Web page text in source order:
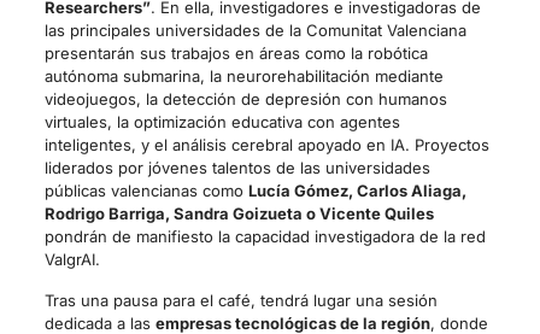
Researchers”. En ella, investigadores e investigadoras de
las principales universidades de la Comunitat Valenciana
presentarán sus trabajos en áreas como la robótica
autónoma submarina, la neurorehabilitación mediante
videojuegos, la detección de depresión con humanos
virtuales, la optimización educativa con agentes
inteligentes, y el análisis cerebral apoyado en IA. Proyectos
liderados por jóvenes talentos de las universidades
públicas valencianas como Lucía Gómez, Carlos Aliaga,
Rodrigo Barriga, Sandra Goizueta o Vicente Quiles
pondrán de manifiesto la capacidad investigadora de la red
ValgrAI.
Tras una pausa para el café, tendrá lugar una sesión
dedicada a las empresas tecnológicas de la región, donde